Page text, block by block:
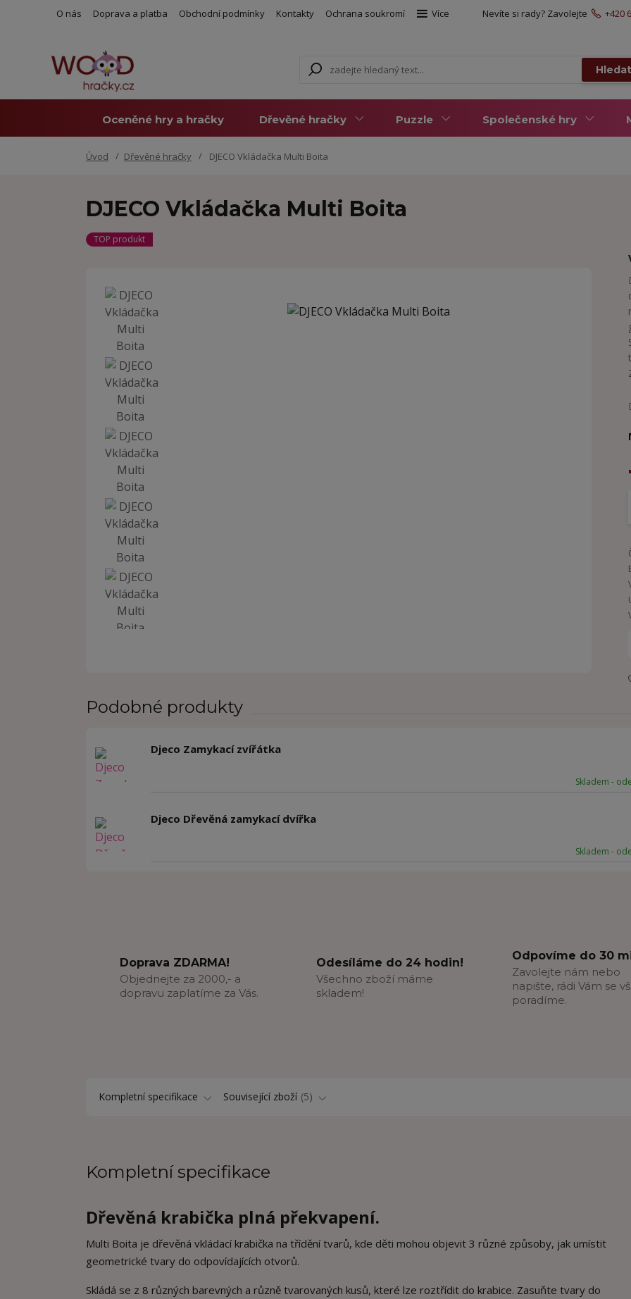
O nás Doprava a platba Obchodní podmínky Kontakty Ochrana soukromí Více
Hledat
Nevíte si rady? Zavolejte +420
Oceněné hry a hračky Dřevěné hračky Puzzle Společenské hry
Úvod Dřevěné hračky DJECO Vkládačka Multi Boita
DJECO Vkládačka Multi Boita
TOP produkt
Podobné produkty
Djeco Zamykací zvířátka
Skladem -
Djeco Dřevěná zamykací dvířka
Skladem -
Doprava ZDARMA!
Objednejte za 2000,- a
dopravu zaplatíme za Vás.
Odesíláme do 24 hodin!
Všechno zboží máme
skladem!
Odpovíme do 30
Zavolejte nám nebo
napište, rádi Vám se
poradíme.
Kompletní specifikace Související zboží 5
Kompletní specifikace
Dřevěná krabička plná překvapení.
Multi Boita je dřevěná vkládací krabička na třídění tvarů, kde děti mohou objevit 3 různé způsoby, jak umístit
geometrické tvary do odpovídajících otvorů.
Skládá se z 8 různých barevných a různě tvarovaných kusů, které lze roztřídit do krabice. Zasuňte tvary do